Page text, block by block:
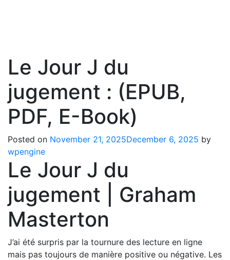
Le Jour J du
jugement : (EPUB,
PDF, E-Book)
Posted on November 21, 2025December 6, 2025 by
wpengine
Le Jour J du
jugement | Graham
Masterton
J’ai été surpris par la tournure des lecture en ligne
mais pas toujours de manière positive ou négative. Les